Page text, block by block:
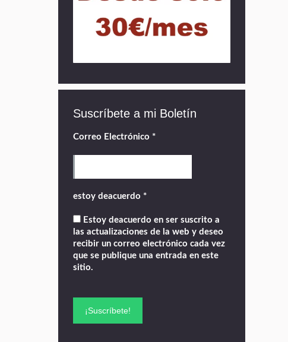
Suscríbete a mi Boletín
Correo Electrónico *
estoy deacuerdo *
Estoy deacuerdo en ser suscrito a
las actualizaciones de la web y deseo
recibir un correo electrónico cada vez
que se publique una entrada en este
sitio.